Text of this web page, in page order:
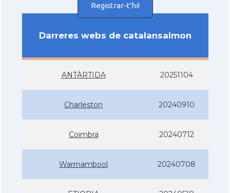
Registrar-t'hi!
Darreres webs de catalansalmon
ANTÀRTIDA 20251104
Charleston 20240910
Coimbra 20240712
Warrnambool 20240708